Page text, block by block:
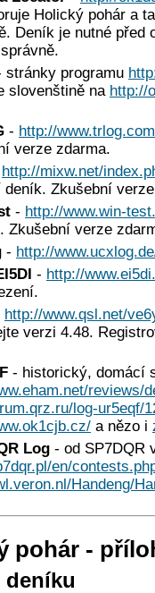
Holický pohár a
Deník je nutné před
stránky programu
slovenštině na http://
- http://
verze zdarma.
http://mixw.net/
deník. Zkušební
- http://www.win-
Zkušební verze
- http://
- http://
http://www.qsl.net/
verzi 4.48.
- historický, domácí
reviews/
log-ur5eqf/
a nězo i
Log - od SP7DQR
en/
Handeng/
pohár -
deníku